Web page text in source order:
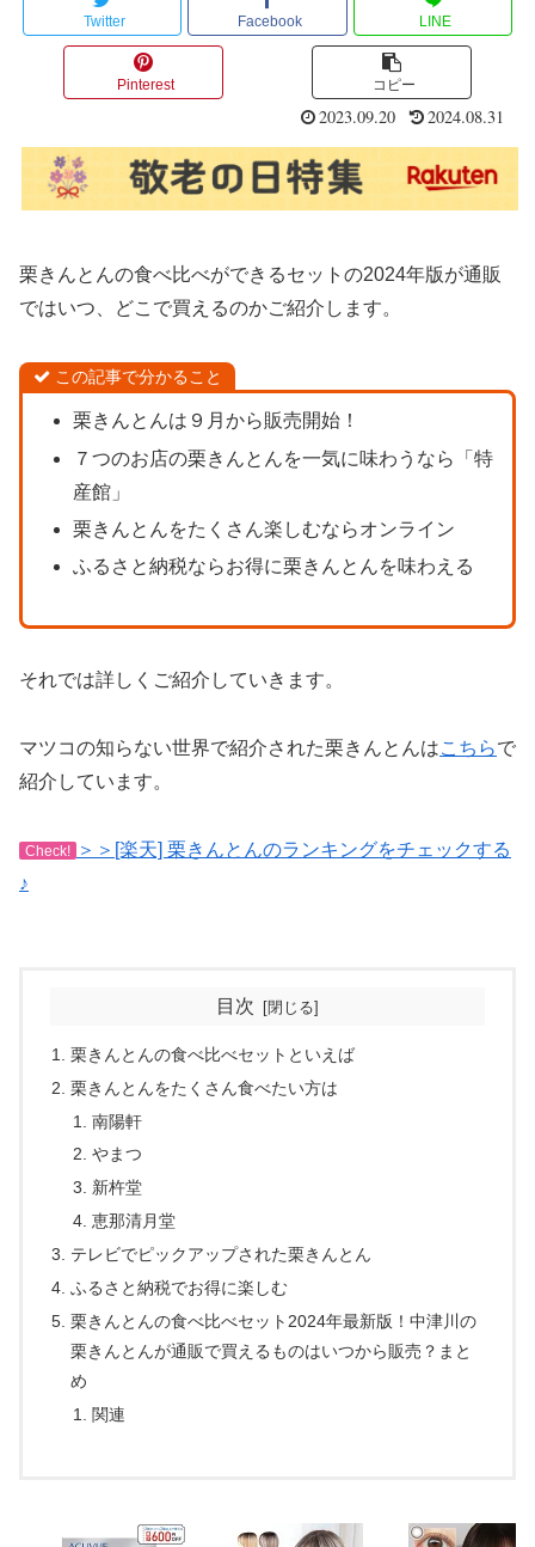
Twitter Facebook LINE
Pinterest コピー
2023.09.20 2024.08.31
栗きんとんの食べ比べができるセットの2024年版が通販
ではいつ、どこで買えるのかご紹介します。
この記事で分かること
栗きんとんは９月から販売開始！
７つのお店の栗きんとんを一気に味わうなら「特
産館」
栗きんとんをたくさん楽しむならオンライン
ふるさと納税ならお得に栗きんとんを味わえる
それでは詳しくご紹介していきます。
マツコの知らない世界で紹介された栗きんとんはこちらで
紹介しています。
Check!
＞＞[楽天] 栗きんとんのランキングをチェックする
♪
目次
栗きんとんの食べ比べセットといえば
栗きんとんをたくさん食べたい方は
南陽軒
やまつ
新杵堂
恵那清月堂
テレビでピックアップされた栗きんとん
ふるさと納税でお得に楽しむ
栗きんとんの食べ比べセット2024年最新版！中津川の
栗きんとんが通販で買えるものはいつから販売？まと
め
関連